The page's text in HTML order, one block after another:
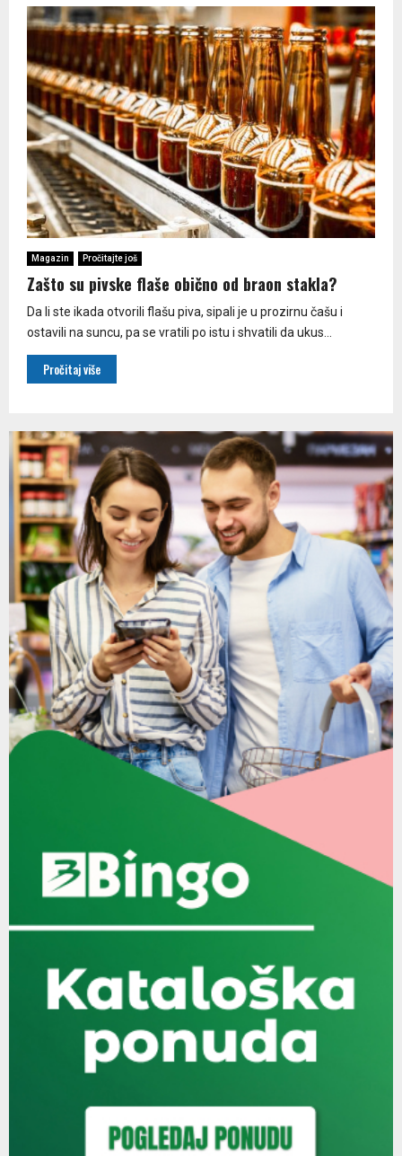
Magazin Pročitajte još
Zašto su pivske flaše obično od braon stakla?
Da li ste ikada otvorili flašu piva, sipali je u prozirnu čašu i
ostavili na suncu, pa se vratili po istu i shvatili da ukus...
Pročitaj više